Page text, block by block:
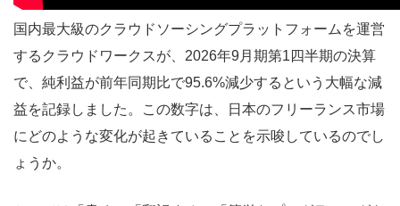
AI-BPOによる未充足市場の開拓
視聴者への示唆：これからのキャリアと発注戦略の
軸
まとめ：AI時代に選ばれるプラットフォームと個人
参考情報
国内最大級のクラウドソーシングプラットフォームを運営
するクラウドワークスが、2026年9月期第1四半期の決算
で、純利益が前年同期比で95.6%減少するという大幅な減
益を記録しました。この数字は、日本のフリーランス市場
にどのような変化が起きていることを示唆しているのでし
ょうか。